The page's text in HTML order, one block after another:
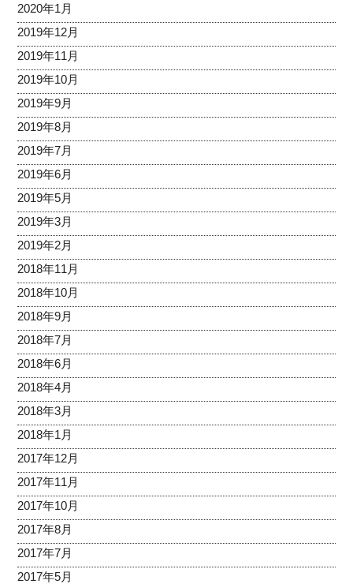
2020年1月
2019年12月
2019年11月
2019年10月
2019年9月
2019年8月
2019年7月
2019年6月
2019年5月
2019年3月
2019年2月
2018年11月
2018年10月
2018年9月
2018年7月
2018年6月
2018年4月
2018年3月
2018年1月
2017年12月
2017年11月
2017年10月
2017年8月
2017年7月
2017年5月